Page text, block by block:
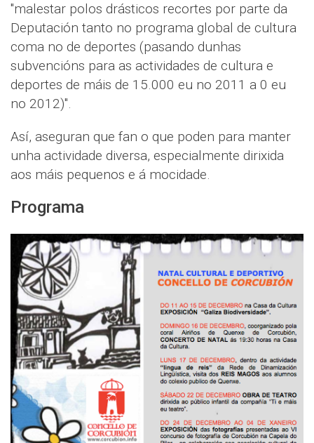
"malestar polos drásticos recortes por parte da
Deputación tanto no programa global de cultura
coma no de deportes (pasando dunhas
subvencións para as actividades de cultura e
deportes de máis de 15.000 eu no 2011 a 0 eu
no 2012)".
Así, aseguran que fan o que poden para manter
unha actividade diversa, especialmente dirixida
aos máis pequenos e á mocidade.
Programa